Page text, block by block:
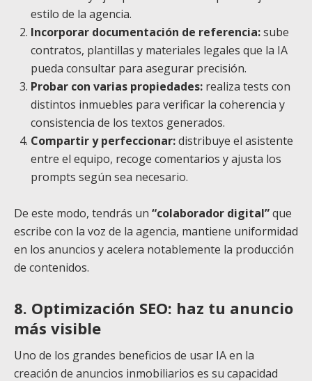
estilo de la agencia.
Incorporar documentación de referencia:sube
contratos, plantillas y materiales legales que la IA
pueda consultar para asegurar precisión.
Probar con varias propiedades: realiza tests con
distintos inmuebles para verificar la coherencia y
consistencia de los textos generados.
Compartir y perfeccionar:distribuye el asistente
entre el equipo, recoge comentarios y ajusta los
prompts según sea necesario.
De este modo, tendrás un “colaborador digital”que
escribe con la voz de la agencia, mantiene uniformidad
en los anuncios y acelera notablemente la producción
de contenidos.
8. Optimización SEO: haz tu anuncio
más visible
Uno de los grandes beneficios de usar IA en la
creación de anuncios inmobiliarios es su capacidad